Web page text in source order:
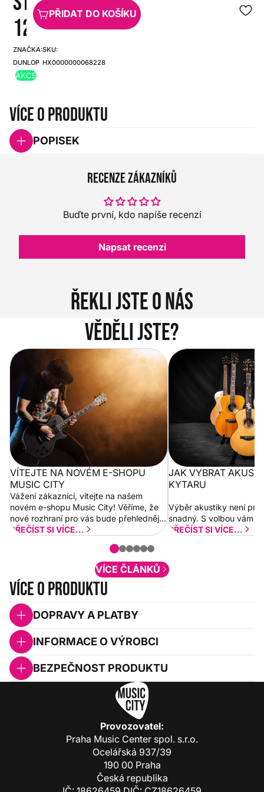
12/PLYPK
ZNAČKA:
DUNLOP
SKU:
HX0000000068228
AKCE
PŘIDAT DO KOŠÍKU
Více o produktu
POPISEK
Recenze zákazníků
Buďte první, kdo napíše recenzi
Napsat recenzi
Řekli jste o nás
Věděli jste?
Vítejte na novém e-shopu Music
City
VÍTEJTE NA NOVÉM E-SHOPU
MUSIC CITY
Vážení zákazníci, vítejte na našem
novém e-shopu Music City! Věříme, že
nové rozhraní pro vás bude přehlednější
a rychlejší. Postupně budeme přidávat
PŘEČÍST SI VÍCE...
Jak vybrat
JAK VYBRAT
KYTARU
Výběr akustiky není pro
snadný. S volbou vám
PŘEČÍST SI VÍCE...
VÍCE ČLÁNKŮ
Více o produktu
DOPRAVY A PLATBY
INFORMACE O VÝROBCI
BEZPEČNOST PRODUKTU
Provozovatel:
Praha Music Center spol. s.r.o.
Ocelářská 937/39
190 00 Praha
Česká republika